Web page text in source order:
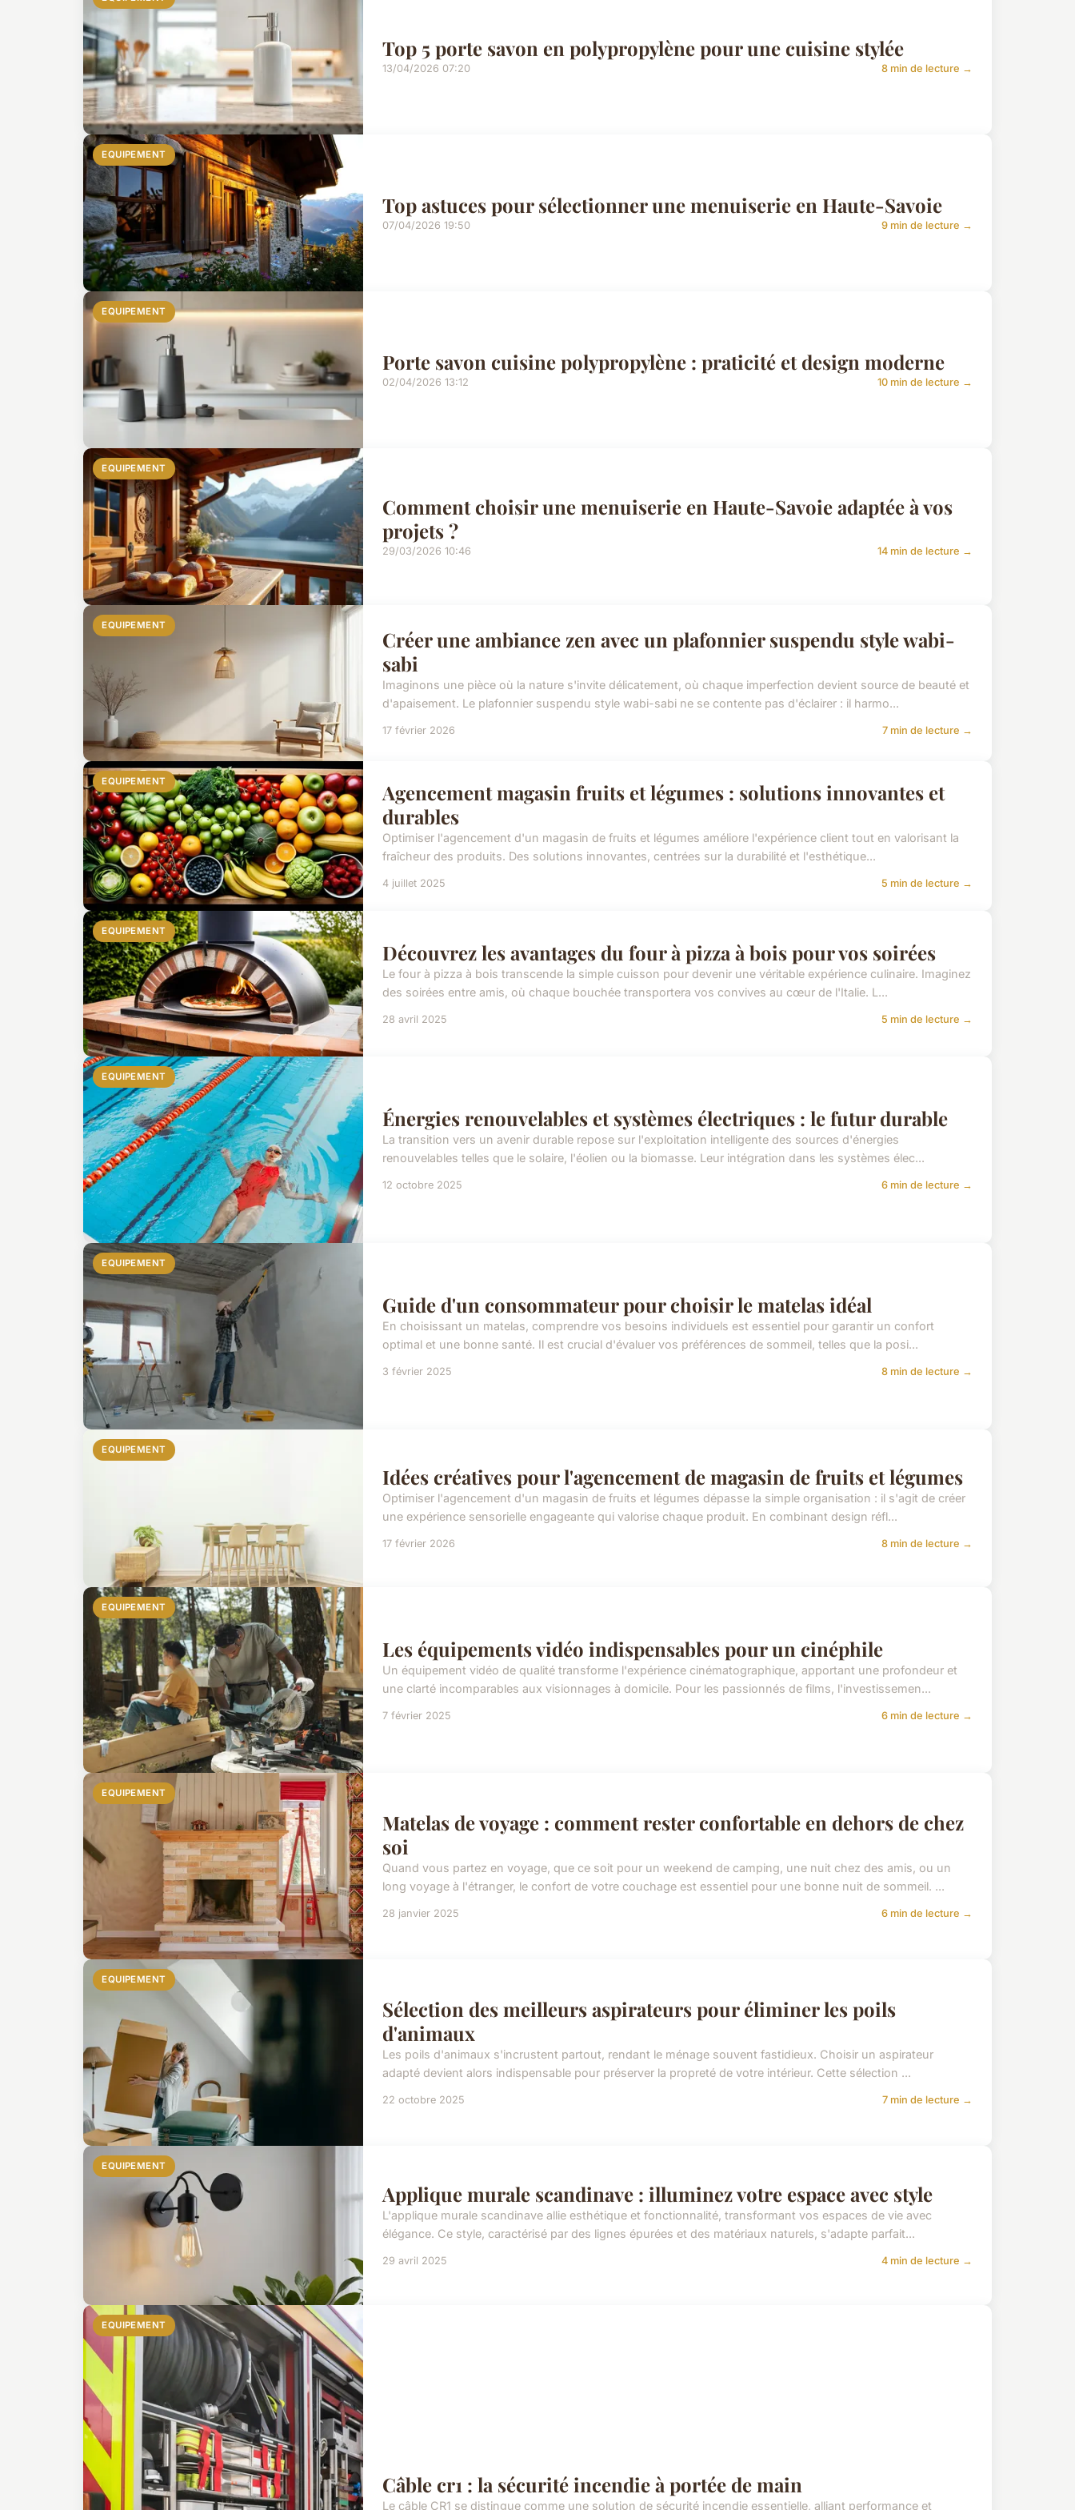
Top 5 porte savon en polypropylène pour une cuisine stylée
13/04/2026 07:20 8 min de lecture →
EQUIPEMENT
Top astuces pour sélectionner une menuiserie en Haute-Savoie
07/04/2026 19:50 9 min de lecture →
EQUIPEMENT
Porte savon cuisine polypropylène : praticité et design moderne
02/04/2026 13:12 10 min de lecture →
EQUIPEMENT
Comment choisir une menuiserie en Haute-Savoie adaptée à vos
projets ?
29/03/2026 10:46 14 min de lecture →
EQUIPEMENT
Créer une ambiance zen avec un plafonnier suspendu style wabi-
sabi
Imaginons une pièce où la nature s'invite délicatement, où chaque imperfection devient source de beauté et
d'apaisement. Le plafonnier suspendu style wabi-sabi ne se contente pas d'éclairer : il harmo...
17 février 2026 7 min de lecture →
EQUIPEMENT
Agencement magasin fruits et légumes : solutions innovantes et
durables
Optimiser l'agencement d'un magasin de fruits et légumes améliore l'expérience client tout en valorisant la
fraîcheur des produits. Des solutions innovantes, centrées sur la durabilité et l'esthétique...
4 juillet 2025 5 min de lecture →
EQUIPEMENT
Découvrez les avantages du four à pizza à bois pour vos soirées
Le four à pizza à bois transcende la simple cuisson pour devenir une véritable expérience culinaire. Imaginez
des soirées entre amis, où chaque bouchée transportera vos convives au cœur de l'Italie. L...
28 avril 2025 5 min de lecture →
EQUIPEMENT
Énergies renouvelables et systèmes électriques : le futur durable
La transition vers un avenir durable repose sur l'exploitation intelligente des sources d'énergies
renouvelables telles que le solaire, l'éolien ou la biomasse. Leur intégration dans les systèmes élec...
12 octobre 2025 6 min de lecture →
EQUIPEMENT
Guide d'un consommateur pour choisir le matelas idéal
En choisissant un matelas, comprendre vos besoins individuels est essentiel pour garantir un confort
optimal et une bonne santé. Il est crucial d'évaluer vos préférences de sommeil, telles que la posi...
3 février 2025 8 min de lecture →
EQUIPEMENT
Idées créatives pour l'agencement de magasin de fruits et légumes
Optimiser l'agencement d'un magasin de fruits et légumes dépasse la simple organisation : il s'agit de créer
une expérience sensorielle engageante qui valorise chaque produit. En combinant design réfl...
17 février 2026 8 min de lecture →
EQUIPEMENT
Les équipements vidéo indispensables pour un cinéphile
Un équipement vidéo de qualité transforme l'expérience cinématographique, apportant une profondeur et
une clarté incomparables aux visionnages à domicile. Pour les passionnés de films, l'investissemen...
7 février 2025 6 min de lecture →
EQUIPEMENT
Matelas de voyage : comment rester confortable en dehors de chez
soi
Quand vous partez en voyage, que ce soit pour un weekend de camping, une nuit chez des amis, ou un
long voyage à l'étranger, le confort de votre couchage est essentiel pour une bonne nuit de sommeil. ...
28 janvier 2025 6 min de lecture →
EQUIPEMENT
Sélection des meilleurs aspirateurs pour éliminer les poils
d'animaux
Les poils d'animaux s'incrustent partout, rendant le ménage souvent fastidieux. Choisir un aspirateur
adapté devient alors indispensable pour préserver la propreté de votre intérieur. Cette sélection ...
22 octobre 2025 7 min de lecture →
EQUIPEMENT
Applique murale scandinave : illuminez votre espace avec style
L'applique murale scandinave allie esthétique et fonctionnalité, transformant vos espaces de vie avec
élégance. Ce style, caractérisé par des lignes épurées et des matériaux naturels, s'adapte parfait...
29 avril 2025 4 min de lecture →
EQUIPEMENT
Câble cr1 : la sécurité incendie à portée de main
Le câble CR1 se distingue comme une solution de sécurité incendie essentielle, alliant performance et